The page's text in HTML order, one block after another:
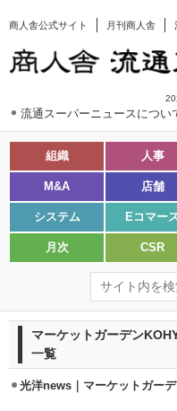
商人舎公式サイト 月刊商人舎
流通スーパーニュースについ
組織 人事
M&A 店舗
システム Eコマー
月次 CSR
マーケットガーデン
一覧
光洋news｜マーケットガー